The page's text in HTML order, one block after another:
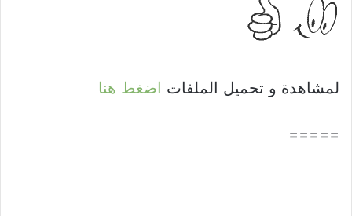
لمشاهدة و تحميل الملفات اضغط هنا
=====